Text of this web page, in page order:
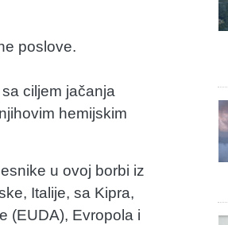
poslove.
ciljem jačanja
hemijskim
u ovoj borbi iz
Italije, sa Kipra,
(EUDA), Evropola i